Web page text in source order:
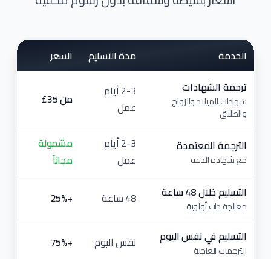
الخدمة مدة التسليم
السعر
ترجمة الشهادات
شهادات الميلاد والزواج
والطلاق
2-3 أيام
عمل
من ⁦£35⁩
الترجمة المعتمدة
مع شهادة الدقة
2-3 أيام
عمل
مشمولة
مجاناً
التسليم خلال 48 ساعة
معالجة ذات أولوية 48 ساعة +25%
التسليم في نفس اليوم
الترجمات العاجلة نفس اليوم +75%